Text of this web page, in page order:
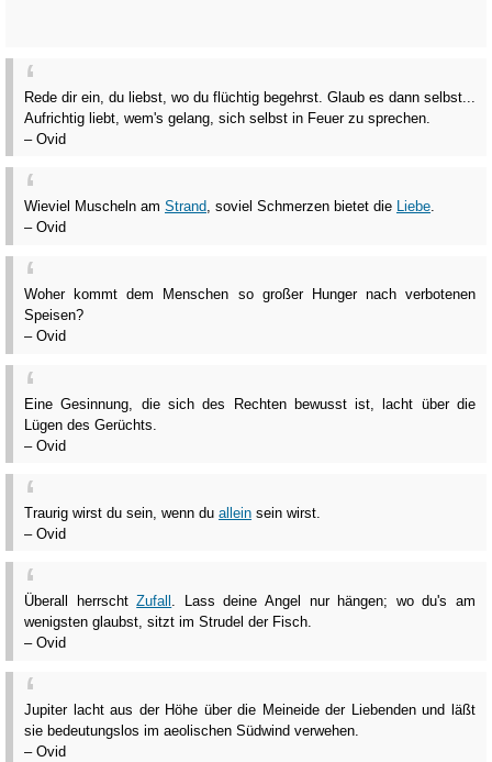
Rede dir ein, du liebst, wo du flüchtig begehrst. Glaub es dann selbst...
Aufrichtig liebt, wem's gelang, sich selbst in Feuer zu sprechen.
– Ovid
Wieviel Muscheln am Strand, soviel Schmerzen bietet die Liebe.
– Ovid
Woher kommt dem Menschen so großer Hunger nach verbotenen
Speisen?
– Ovid
Eine Gesinnung, die sich des Rechten bewusst ist, lacht über die
Lügen des Gerüchts.
– Ovid
Traurig wirst du sein, wenn du allein sein wirst.
– Ovid
Überall herrschtZufall . Lass deine Angel nur hängen; wo du's am
wenigsten glaubst, sitzt im Strudel der Fisch.
– Ovid
Jupiter lacht aus der Höhe über die Meineide der Liebenden und läßt
sie bedeutungslos im aeolischen Südwind verwehen.
– Ovid